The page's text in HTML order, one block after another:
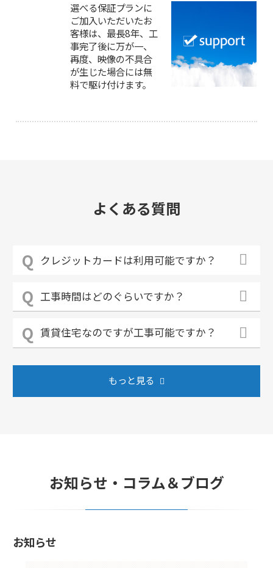
選べる保証プランに
ご加入いただいたお
客様は、最長8年、工
事完了後に万が一、
再度、映像の不具合
が生じた場合には無
料で駆け付けます。
よくある質問
クレジットカードは利用可能ですか？
工事時間はどのぐらいですか？
賃貸住宅なのですが工事可能ですか？
もっと見る
お知らせ・コラム＆ブログ
お知らせ